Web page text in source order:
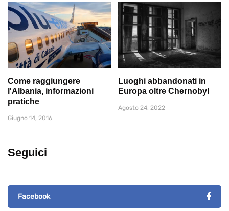
Come raggiungere
l'Albania, informazioni
pratiche
Giugno 14, 2016
Luoghi abbandonati in
Europa oltre Chernobyl
Agosto 24, 2022
Seguici
Facebook